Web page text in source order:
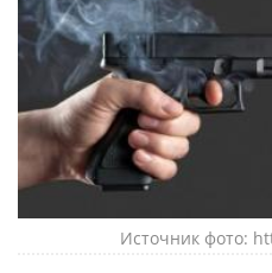
Источник фото: